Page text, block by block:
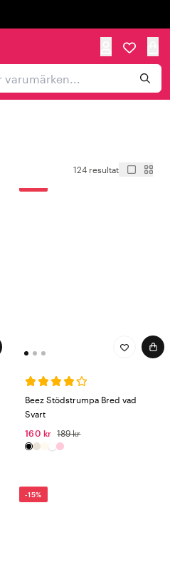
124 resultat
Beez Stödstrumpa Bred vad
Svart
160 kr
189 kr
-15%